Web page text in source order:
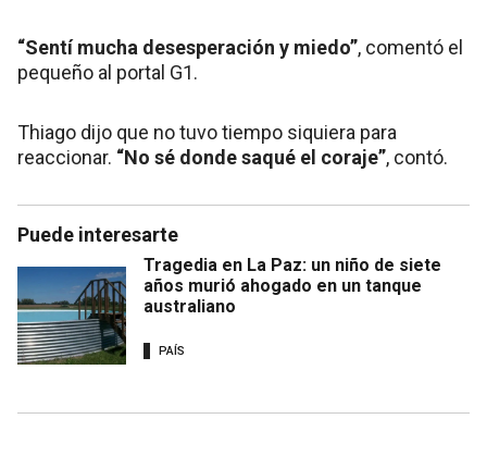
“Sentí mucha desesperación y miedo”, comentó el
pequeño al portal G1.
Thiago dijo que no tuvo tiempo siquiera para
reaccionar. “No sé donde saqué el coraje”, contó.
Puede interesarte
Tragedia en La Paz: un niño de siete
años murió ahogado en un tanque
australiano
PAÍS